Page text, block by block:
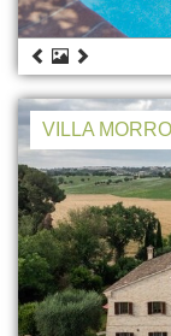
VILLA